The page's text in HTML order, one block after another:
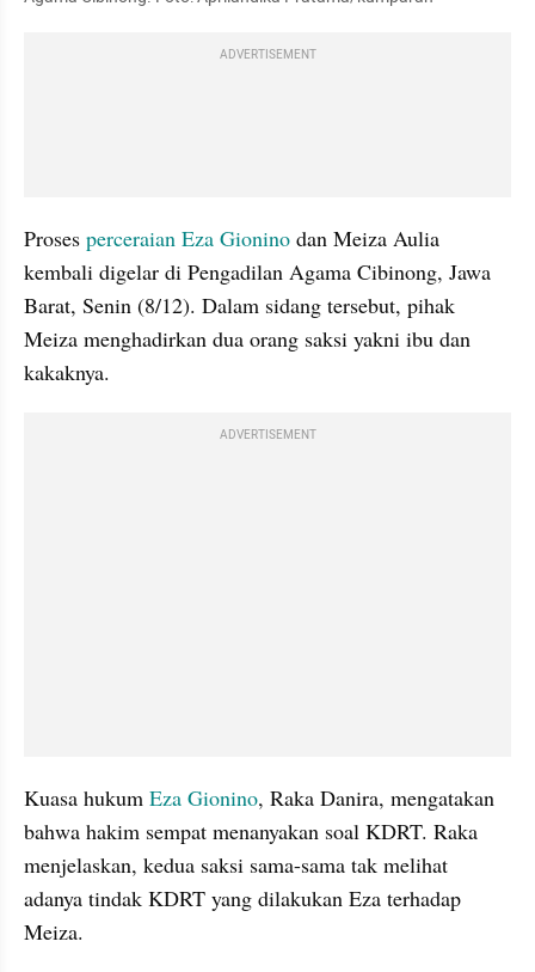
ADVERTISEMENT
Proses perceraian Eza Gionino dan Meiza Aulia
kembali digelar di Pengadilan Agama Cibinong, Jawa
Barat, Senin (8/12). Dalam sidang tersebut, pihak
Meiza menghadirkan dua orang saksi yakni ibu dan
kakaknya.
ADVERTISEMENT
Kuasa hukum Eza Gionino, Raka Danira, mengatakan
bahwa hakim sempat menanyakan soal KDRT. Raka
menjelaskan, kedua saksi sama-sama tak melihat
adanya tindak KDRT yang dilakukan Eza terhadap
Meiza.